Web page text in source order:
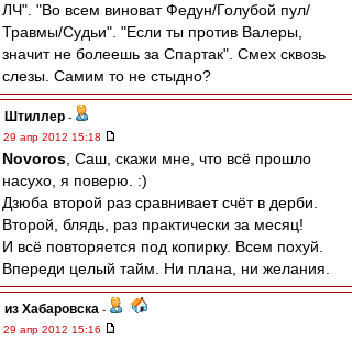
ЛЧ". "Во всем виноват Федун/Голубой пул/
Травмы/Судьи". "Если ты против Валеры,
значит не болеешь за Спартак". Смех сквозь
слезы. Самим то не стыдно?
Штиллер -
29 апр 2012 15:18
Novoros , Саш, скажи мне, что всё прошло
насухо, я поверю. :)
Дзюба второй раз сравнивает счёт в дерби.
Второй, блядь, раз практически за месяц!
И всё повторяется под копирку. Всем похуй.
Впереди целый тайм. Ни плана, ни желания.
из Хабаровска -
29 апр 2012 15:16